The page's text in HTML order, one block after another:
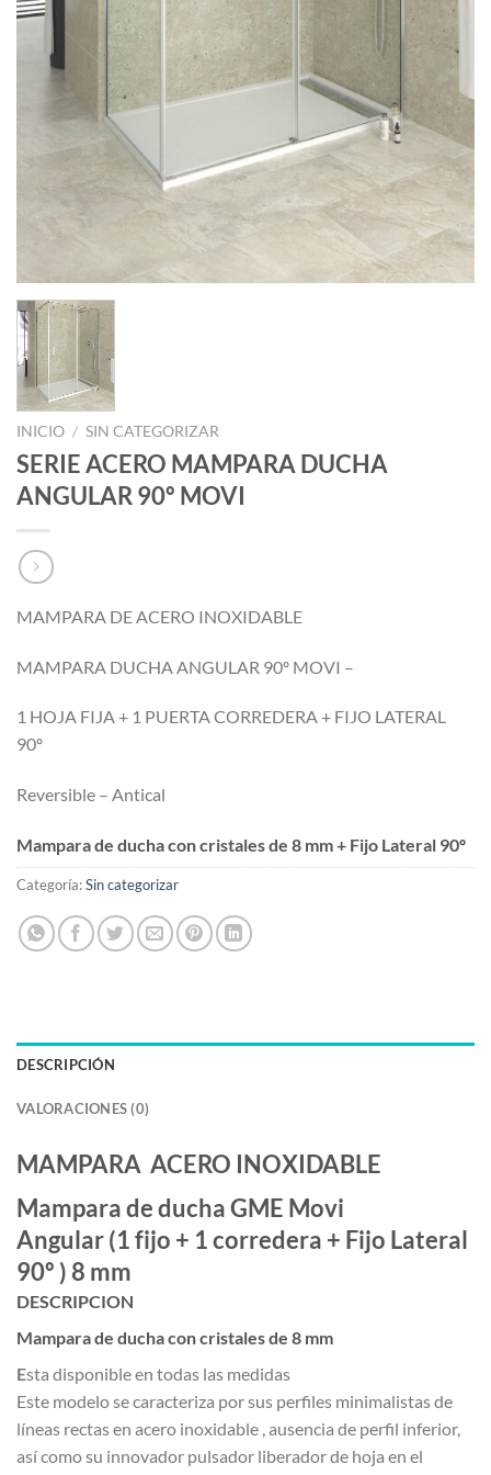
INICIO / SIN CATEGORIZAR
SERIE ACERO MAMPARA DUCHA
ANGULAR 90º MOVI
MAMPARA DE ACERO INOXIDABLE
MAMPARA DUCHA ANGULAR 90º MOVI –
1 HOJA FIJA + 1 PUERTA CORREDERA + FIJO LATERAL
90º
Reversible – Antical
Mampara de ducha con cristales de 8 mm + Fijo Lateral 90º
Categoría:Sin categorizar
DESCRIPCIÓN
VALORACIONES (0)
MAMPARA ACERO INOXIDABLE
Mampara de ducha GME Movi
Angular (1 fijo + 1 corredera + Fijo Lateral
90º ) 8 mm
DESCRIPCION
Mampara de ducha con cristales de 8 mm
Esta disponible en todas las medidas
Este modelo se caracteriza por sus perfiles minimalistas de
líneas rectas en acero inoxidable , ausencia de perfil inferior,
así como su innovador pulsador liberador de hoja en el